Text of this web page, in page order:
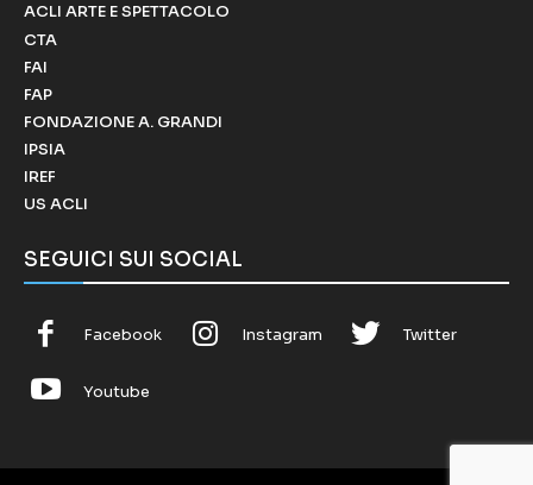
ACLI ARTE E SPETTACOLO
CTA
FAI
FAP
FONDAZIONE A. GRANDI
IPSIA
IREF
US ACLI
SEGUICI SUI SOCIAL
Facebook Instagram Twitter
Youtube